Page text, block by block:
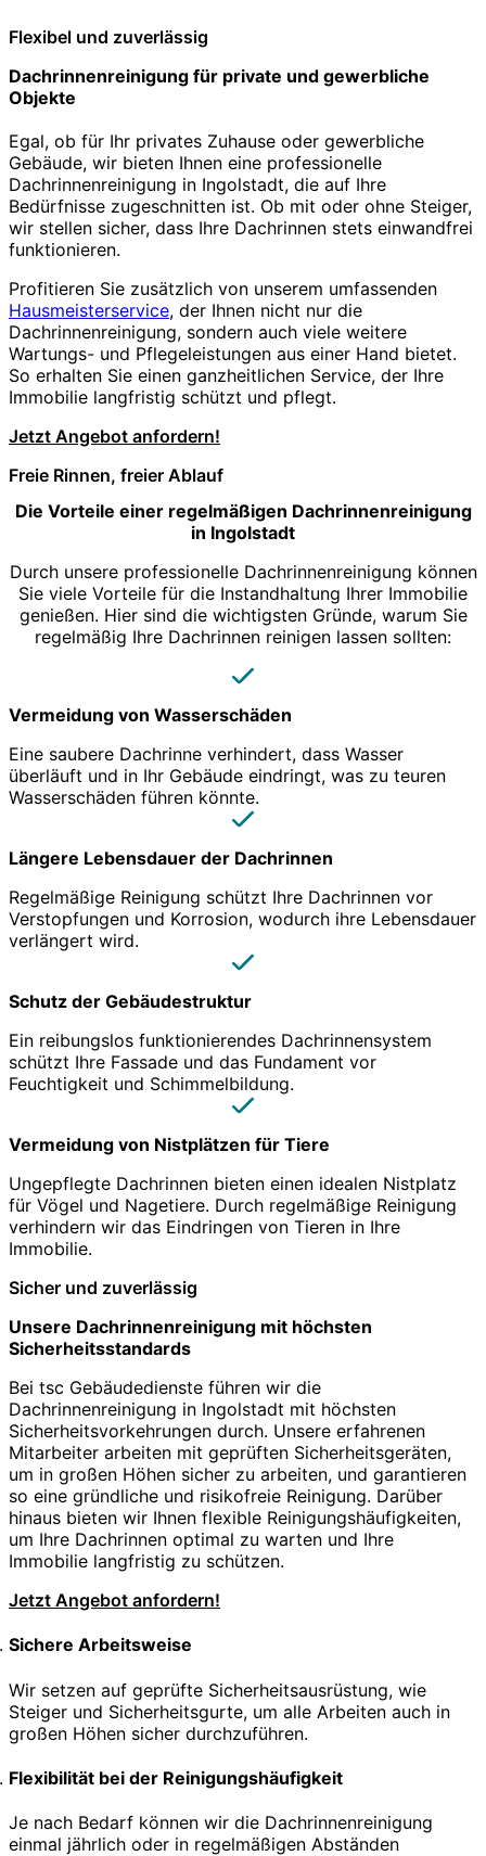
Flexibel und zuverlässig
Dachrinnenreinigung für private und gewerbliche
Objekte
Egal, ob für Ihr privates Zuhause oder gewerbliche
Gebäude, wir bieten Ihnen eine professionelle
Dachrinnenreinigung in Ingolstadt, die auf Ihre
Bedürfnisse zugeschnitten ist. Ob mit oder ohne Steiger,
wir stellen sicher, dass Ihre Dachrinnen stets einwandfrei
funktionieren.
Profitieren Sie zusätzlich von unserem umfassenden
Hausmeisterservice, der Ihnen nicht nur die
Dachrinnenreinigung, sondern auch viele weitere
Wartungs- und Pflegeleistungen aus einer Hand bietet.
So erhalten Sie einen ganzheitlichen Service, der Ihre
Immobilie langfristig schützt und pflegt.
Jetzt Angebot anfordern!
Freie Rinnen, freier Ablauf
Die Vorteile einer regelmäßigen Dachrinnenreinigung
in Ingolstadt
Durch unsere professionelle Dachrinnenreinigung können
Sie viele Vorteile für die Instandhaltung Ihrer Immobilie
genießen. Hier sind die wichtigsten Gründe, warum Sie
regelmäßig Ihre Dachrinnen reinigen lassen sollten:
Vermeidung von Wasserschäden
Eine saubere Dachrinne verhindert, dass Wasser
überläuft und in Ihr Gebäude eindringt, was zu teuren
Wasserschäden führen könnte.
Längere Lebensdauer der Dachrinnen
Regelmäßige Reinigung schützt Ihre Dachrinnen vor
Verstopfungen und Korrosion, wodurch ihre Lebensdauer
verlängert wird.
Schutz der Gebäudestruktur
Ein reibungslos funktionierendes Dachrinnensystem
schützt Ihre Fassade und das Fundament vor
Feuchtigkeit und Schimmelbildung.
Vermeidung von Nistplätzen für Tiere
Ungepflegte Dachrinnen bieten einen idealen Nistplatz
für Vögel und Nagetiere. Durch regelmäßige Reinigung
verhindern wir das Eindringen von Tieren in Ihre
Immobilie.
Sicher und zuverlässig
Unsere Dachrinnenreinigung mit höchsten
Sicherheitsstandards
Bei tsc Gebäudedienste führen wir die
Dachrinnenreinigung in Ingolstadt mit höchsten
Sicherheitsvorkehrungen durch. Unsere erfahrenen
Mitarbeiter arbeiten mit geprüften Sicherheitsgeräten,
um in großen Höhen sicher zu arbeiten, und garantieren
so eine gründliche und risikofreie Reinigung. Darüber
hinaus bieten wir Ihnen flexible Reinigungshäufigkeiten,
um Ihre Dachrinnen optimal zu warten und Ihre
Immobilie langfristig zu schützen.
Jetzt Angebot anfordern!
Sichere Arbeitsweise
Wir setzen auf geprüfte Sicherheitsausrüstung, wie
Steiger und Sicherheitsgurte, um alle Arbeiten auch in
großen Höhen sicher durchzuführen.
Flexibilität bei der Reinigungshäufigkeit
Je nach Bedarf können wir die Dachrinnenreinigung
einmal jährlich oder in regelmäßigen Abständen